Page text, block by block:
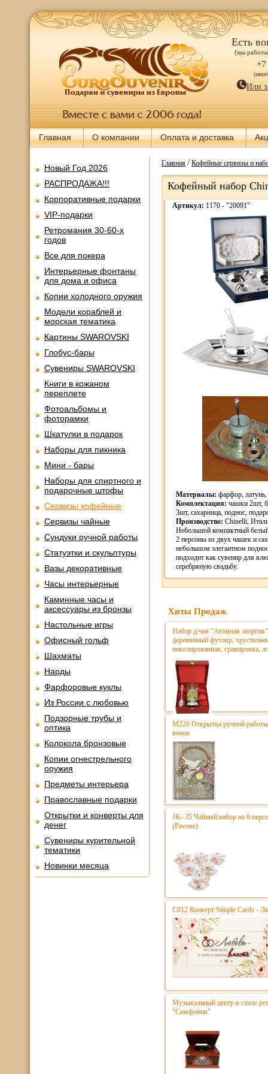
Есть
(мы
+7
Или
Главная О компании Оплата и доставка
Новый Год 2026
РАСПРОДАЖА!!!
Корпоративные подарки
VIP-подарки
Ретромания 30-60-х
годов
Все для покера
Интерьерные фонтаны
для дома и офиса
Копии холодного оружия
Модели кораблей и
морская тематика
Картины SWAROVSKI
Глобус-бары
Сувениры SWAROVSKI
Книги в кожаном
переплете
Фотоальбомы и
фоторамки
Шкатулки в подарок
Наборы для пикника
Мини - бары
Наборы для спиртного и
подарочные штофы
Сервизы кофейные
Сервизы чайные
Сундуки ручной работы
Статуэтки и скульптуры
Вазы декоративные
Часы интерьерные
Каминные часы и
аксессуары из бронзы
Настольные игры
Офисный гольф
Шахматы
Нарды
Фарфоровые куклы
Из России с любовью
Подзорные трубы и
оптика
Колокола бронзовые
Копии огнестрельного
оружия
Предметы интерьера
Православные подарки
Открытки и конверты для
денег
Сувениры курительной
тематики
Новинки месяца
Главная/Кофейные сервизы и
Кофейный набор
Артикул: 1170 - "20091"
Материалы: фарфор,
Комплектация: чашки 2шт,
3шт, сахарница, поднос,
Производство: Chinelli,
Небольшой компактный
2 персоны из двух чашек и
небольшом элегантном
подходит как сувенир для
серебряную свадьбу.
Хиты Продаж
Набор д/чая "Атомная
деревянный футляр,
никелированная, гравировка,
М226 Открытка ручной
венок
JK- 35 Чайный набор на 6
(Pavone)
С012 Конверт Simple Cards -
Музыкальный центр в стиле
"Симфония"